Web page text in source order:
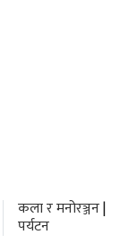
कला र मनोरञ्जन|
पर्यटन